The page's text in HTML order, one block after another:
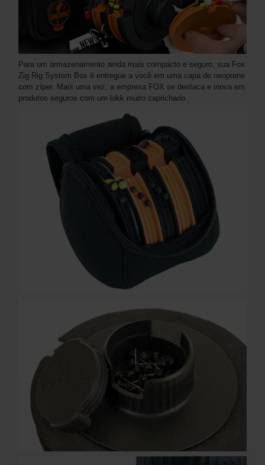
Para um armazenamento ainda mais compacto e seguro, sua Fox
Zig Rig System Box é entregue a você em uma capa de neoprene
com zíper. Mais uma vez, a empresa FOX se destaca e inova em
produtos seguros com um lokk muito caprichado.